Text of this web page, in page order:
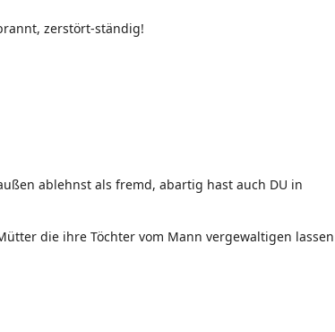
zerstört-ständig!
ablehnst als fremd, abartig hast auch DU in
die ihre Töchter vom Mann vergewaltigen lassen